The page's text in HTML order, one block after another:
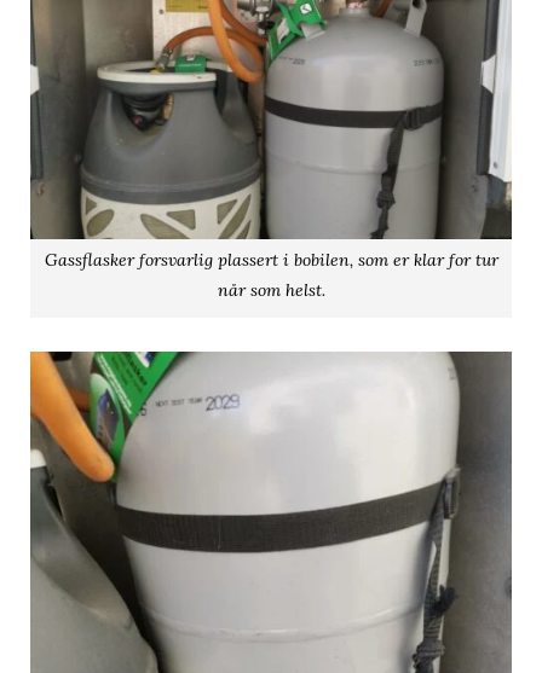
Gassflasker forsvarlig plassert i bobilen, som er klar for tur
når som helst.